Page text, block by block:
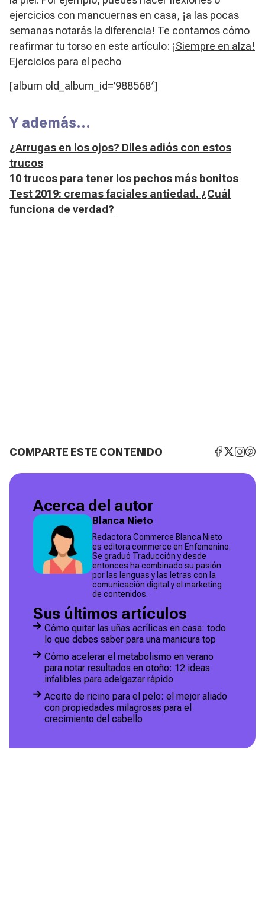
ejercicios con mancuernas en casa, ¡a las pocas
semanas notarás la diferencia! Te contamos cómo
reafirmar tu torso en este artículo: ¡Siempre en alza!
Ejercicios para el pecho
[album old_album_id=’988568′]
Y además…
¿Arrugas en los ojos? Diles adiós con estos
trucos
10 trucos para tener los pechos más bonitos
Test 2019: cremas faciales antiedad. ¿Cuál
funciona de verdad?
COMPARTE ESTE CONTENIDO
Acerca del autor
Blanca Nieto
Redactora Commerce Blanca Nieto
es editora commerce en Enfemenino.
Se graduó Traducción y desde
entonces ha combinado su pasión
por las lenguas y las letras con la
comunicación digital y el marketing
de contenidos.
Sus últimos artículos
Cómo quitar las uñas acrílicas en casa: todo
lo que debes saber para una manicura top
Cómo acelerar el metabolismo en verano
para notar resultados en otoño: 12 ideas
infalibles para adelgazar rápido
Aceite de ricino para el pelo: el mejor aliado
con propiedades milagrosas para el
crecimiento del cabello